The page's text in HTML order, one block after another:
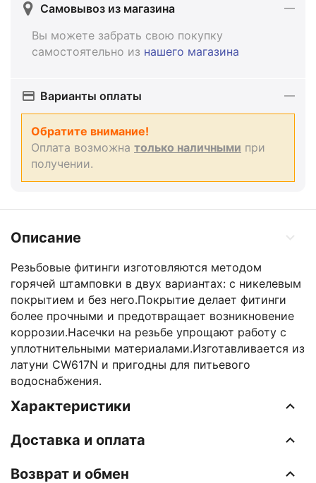
Самовывоз из магазина
Вы можете забрать свою покупку
самостоятельно из нашего магазина
Варианты оплаты
Обратите внимание!
Оплата возможна только наличными при
получении.
Описание
Резьбовые фитинги изготовляются методом
горячей штамповки в двух вариантах: с никелевым
покрытием и без него.Покрытие делает фитинги
более прочными и предотвращает возникновение
коррозии.Насечки на резьбе упрощают работу с
уплотнительными материалами.Изготавливается из
латуни CW617N и пригодны для питьевого
водоснабжения.
Характеристики
Доставка и оплата
Возврат и обмен